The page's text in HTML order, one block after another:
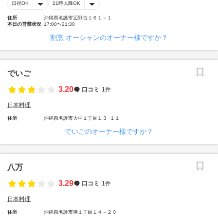
日祝OK 21時以降OK
住所
沖縄県名護市辺野古１６１－１
本日の営業状況 17:00〜21:30
割烹 オーシャンのオーナー様ですか？
でいご
3.20
口コミ 1件
日本料理
住所 沖縄県名護市大中１丁目１３−１１
でいごのオーナー様ですか？
八万
3.29
口コミ 1件
日本料理
住所 沖縄県名護市港１丁目１４－２０